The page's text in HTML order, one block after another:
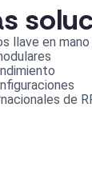
llave en mano
de